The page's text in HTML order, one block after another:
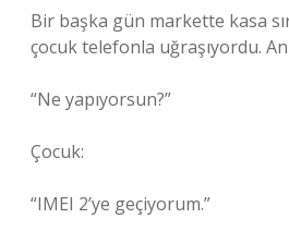
Bir başka gün markette kasa
çocuk telefonla uğraşıyordu.
“Ne yapıyorsun?”
Çocuk:
“IMEI 2’ye geçiyorum.”